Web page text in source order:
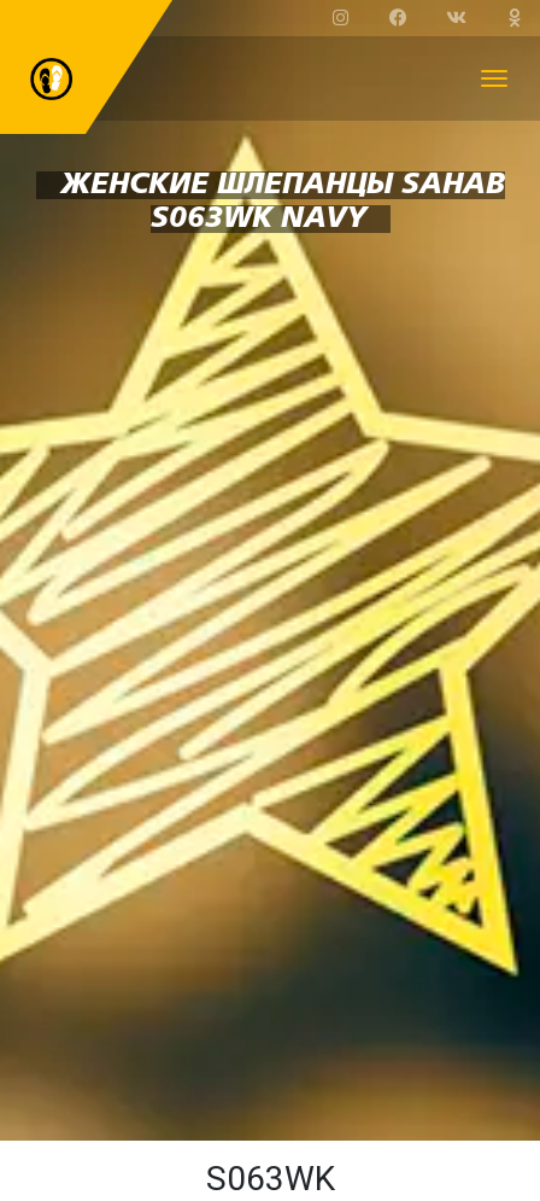
ЖЕНСКИЕ ШЛЕПАНЦЫ SAHAB
S063WK NAVY
S063WK